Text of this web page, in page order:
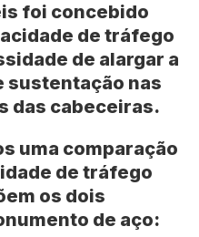
foi concebido
de tráfego
de alargar a
sustentação nas
das cabeceiras.
uma comparação
de tráfego
os dois
de aço: